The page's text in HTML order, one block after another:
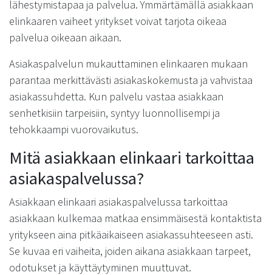
lähestymistapaa ja palvelua. Ymmärtämällä asiakkaan
elinkaaren vaiheet yritykset voivat tarjota oikeaa
palvelua oikeaan aikaan.
Asiakaspalvelun mukauttaminen elinkaaren mukaan
parantaa merkittävästi asiakaskokemusta ja vahvistaa
asiakassuhdetta. Kun palvelu vastaa asiakkaan
senhetkisiin tarpeisiin, syntyy luonnollisempi ja
tehokkaampi vuorovaikutus.
Mitä asiakkaan elinkaari tarkoittaa
asiakaspalvelussa?
Asiakkaan elinkaari asiakaspalvelussa tarkoittaa
asiakkaan kulkemaa matkaa ensimmäisestä kontaktista
yritykseen aina pitkäaikaiseen asiakassuhteeseen asti.
Se kuvaa eri vaiheita, joiden aikana asiakkaan tarpeet,
odotukset ja käyttäytyminen muuttuvat.